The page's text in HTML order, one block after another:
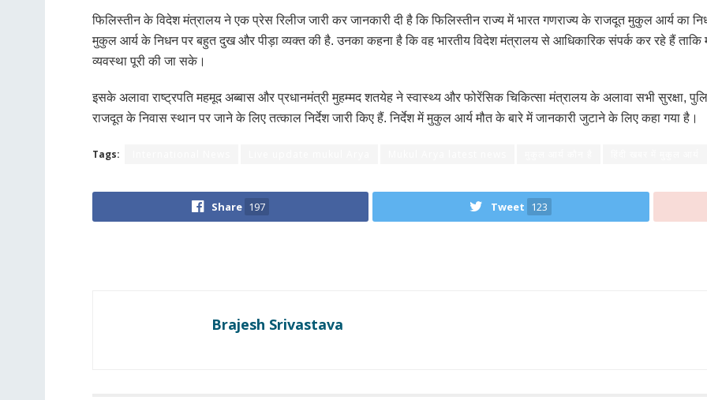
फिलिस्तीन के विदेश मंत्रालय ने एक प्रेस रिलीज जारी कर जानकारी दी है कि फिलिस्तीन राज्य में भारत गणराज्य के राजदूत मुकुल आर्य का
मुकुल आर्य के निधन पर बहुत दुख और पीड़ा व्यक्त की है. उनका कहना है कि वह भारतीय विदेश मंत्रालय से आधिकारिक संपर्क कर रहे हैं
व्यवस्था पूरी की जा सके।
इसके अलावा राष्ट्रपति महमूद अब्बास और प्रधानमंत्री मुहम्मद शतयेह ने स्वास्थ्य और फोरेंसिक चिकित्सा मंत्रालय के अलावा सभी सुरक्षा,
राजदूत के निवास स्थान पर जाने के लिए तत्काल निर्देश जारी किए हैं. निर्देश में मुकुल आर्य मौत के बारे में जानकारी जुटाने के लिए कहा गया है।
Tags:
Share 197 Tweet 123
Brajesh Srivastava